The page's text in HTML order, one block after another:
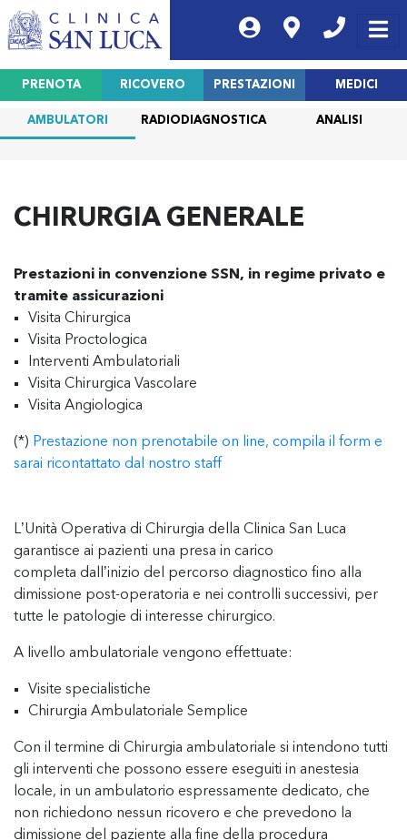
PRENOTA RICOVERO PRESTAZIONI
AMBULATORI RADIODIAGNOSTICA ANALISI
MEDICI
CHIRURGIA GENERALE
Prestazioni in convenzione SSN, in regime privato e
tramite assicurazioni
Visita Chirurgica
Visita Proctologica
Interventi Ambulatoriali
Visita Chirurgica Vascolare
Visita Angiologica
(*) Prestazione non prenotabile on line, compila il form e
sarai ricontattato dal nostro staff
L’Unità Operativa di Chirurgia della Clinica San Luca
garantisce ai pazienti una presa in carico
completa dall’inizio del percorso diagnostico fino alla
dimissione post-operatoria e nei controlli successivi, per
tutte le patologie di interesse chirurgico.
A livello ambulatoriale vengono effettuate:
Visite specialistiche
Chirurgia Ambulatoriale Semplice
Con il termine di Chirurgia ambulatoriale si intendono tutti
gli interventi che possono essere eseguiti in anestesia
locale, in un ambulatorio espressamente dedicato, che
non richiedono nessun ricovero e che prevedono la
dimissione del paziente alla fine della procedura